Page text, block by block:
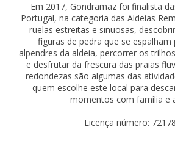
Em 2017, Gondramaz foi finalista
Portugal, na categoria das Aldeias
ruelas estreitas e sinuosas,
figuras de pedra que se espalham
alpendres da aldeia, percorrer os
e desfrutar da frescura das praias
redondezas são algumas das
quem escolhe este local para
momentos com família e
Licença número: